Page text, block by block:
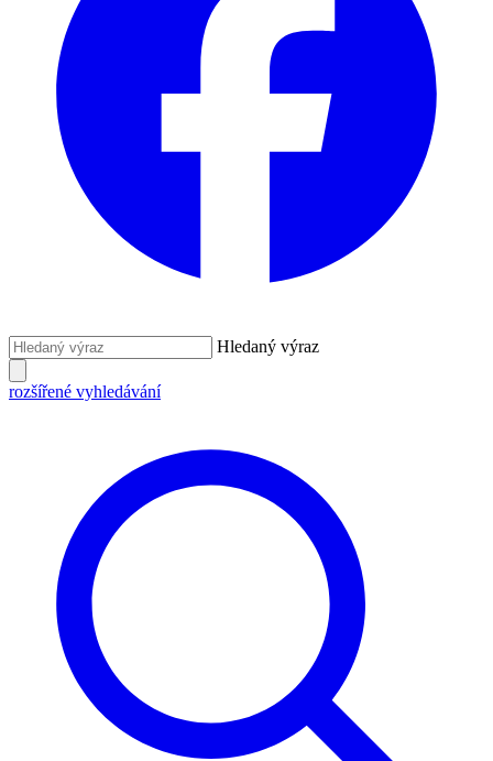
Hledaný výraz
rozšířené vyhledávání